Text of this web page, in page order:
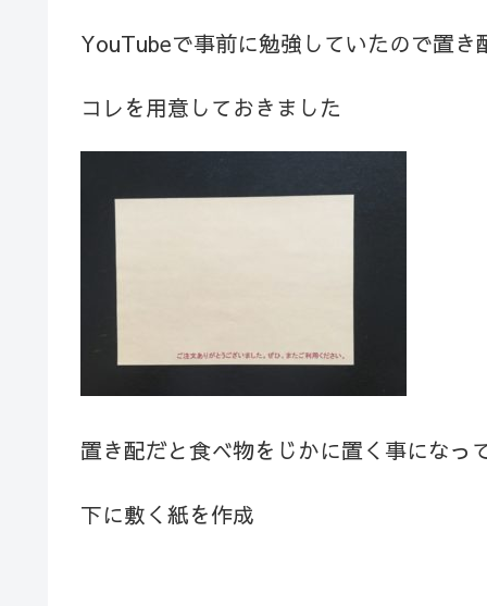
YouTubeで事前に勉強していたので置き
コレを用意しておきました
置き配だと食べ物をじかに置く事になっ
下に敷く紙を作成